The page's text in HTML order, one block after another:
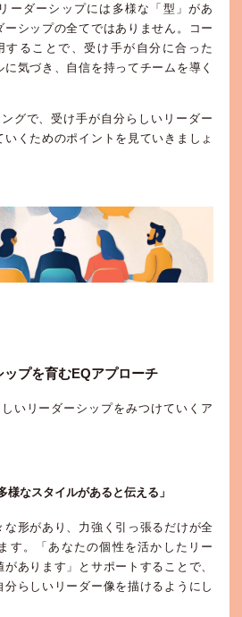
ーダーシップには多様な「型」があ
ーシップの全てではありません。コー
することで、受け手が自分に合った
に気づき、自信を持ってチームを導く
グで、受け手が自分らしいリーダー
くためのポイントを見ていきましょ
ップを育むEQアプローチ
いリーダーシップをみつけていくア
なスタイルがあると伝える」
な形があり、力強く引っ張るだけが全
す。「あなたの個性を活かしたリー
あります」とサポートすることで、
らしいリーダー像を描けるようにし